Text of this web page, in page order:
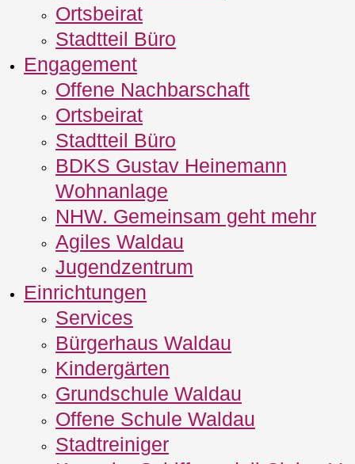
Ortsbeirat
Stadtteil Büro
Engagement
Offene Nachbarschaft
Ortsbeirat
Stadtteil Büro
BDKS Gustav Heinemann
Wohnanlage
NHW. Gemeinsam geht mehr
Agiles Waldau
Jugendzentrum
Einrichtungen
Services
Bürgerhaus Waldau
Kindergärten
Grundschule Waldau
Offene Schule Waldau
Stadtreiniger